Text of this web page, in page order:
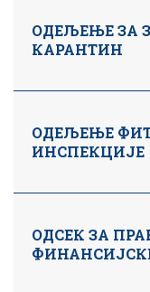
ОДЕЉЕЊЕ ЗА
КАРАНТИН
ОДЕЉЕЊЕ
ИНСПЕКЦИЈЕ
ОДСЕК ЗА